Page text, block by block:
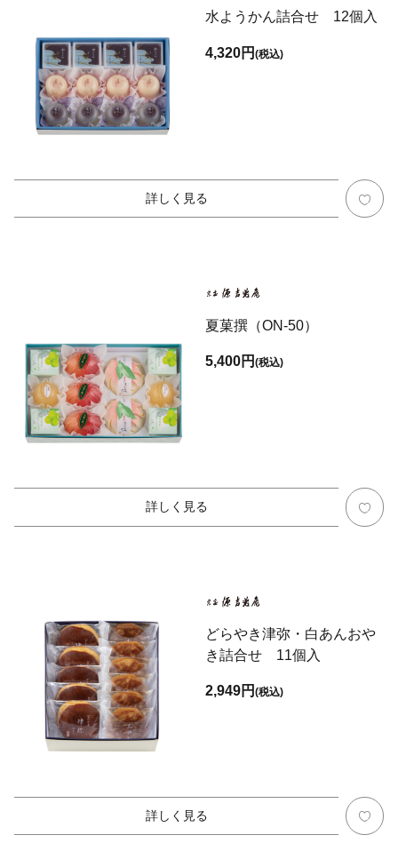
水ようかん詰合せ 12個入
4,320円(税込)
詳しく見る
夏菓撰（ON-50）
5,400円(税込)
詳しく見る
どらやき津弥・白あんおや
き詰合せ 11個入
2,949円(税込)
詳しく見る